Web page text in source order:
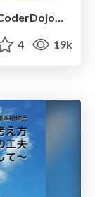
子どものためのプログラミング道場『CoderDojo』〜法人提携例〜 / Partnership with CoderDojo Japan
4 19k